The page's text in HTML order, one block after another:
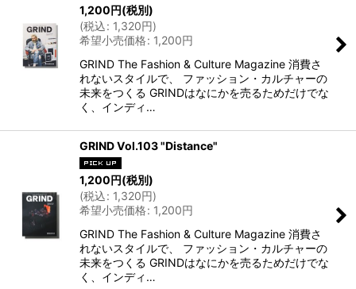
1,200円(税別)
(税込: 1,320円)
希望小売価格: 1,200円
GRIND The Fashion & Culture Magazine 消費さ
れないスタイルで、 ファッション・カルチャーの
未来をつくる GRINDはなにかを売るためだけでな
く、インディ…
GRIND Vol.103 "Distance"
1,200円(税別)
(税込: 1,320円)
希望小売価格: 1,200円
GRIND The Fashion & Culture Magazine 消費さ
れないスタイルで、 ファッション・カルチャーの
未来をつくる GRINDはなにかを売るためだけでな
く、インディ…